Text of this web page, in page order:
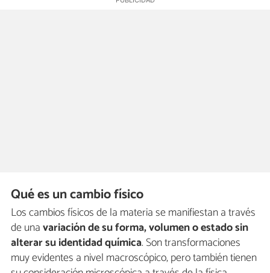
Qué es un cambio físico
Los cambios físicos de la materia se manifiestan a través
de unavariación de su forma, volumen o estado sin
alterar su identidad química. Son transformaciones
muy evidentes a nivel macroscópico, pero también tienen